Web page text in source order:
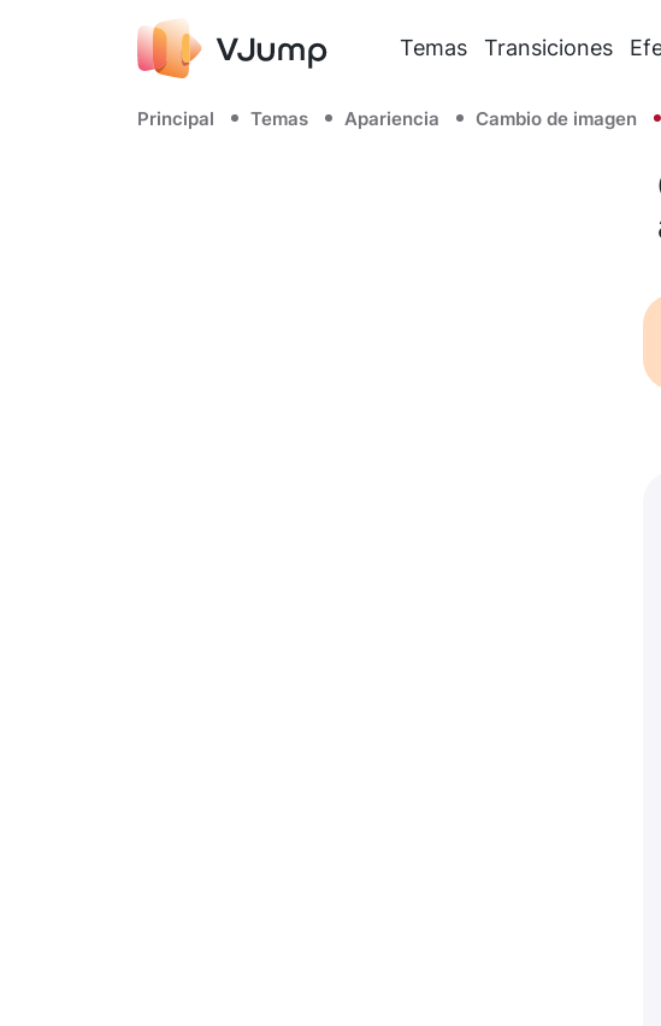
Temas Transiciones
Principal Temas Apariencia Cambio de imagen